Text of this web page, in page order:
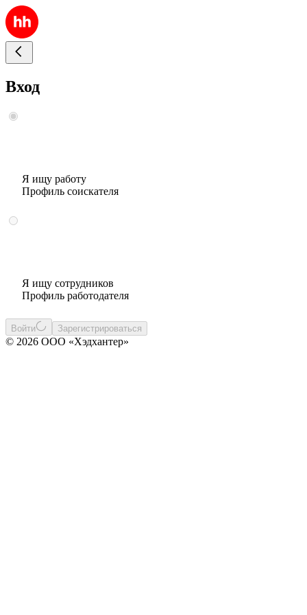
Вход
Я ищу работу
Профиль соискателя
Я ищу сотрудников
Профиль работодателя
Войти Зарегистрироваться
© 2026 ООО «Хэдхантер»